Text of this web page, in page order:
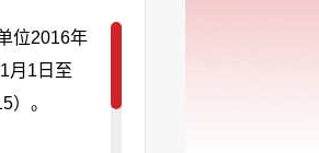
位2016年
月1日至
）。